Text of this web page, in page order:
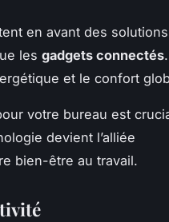
en avant des
les gadgets connectés
et le confort
votre bureau est
devient l’alliée
bien-être au travail.